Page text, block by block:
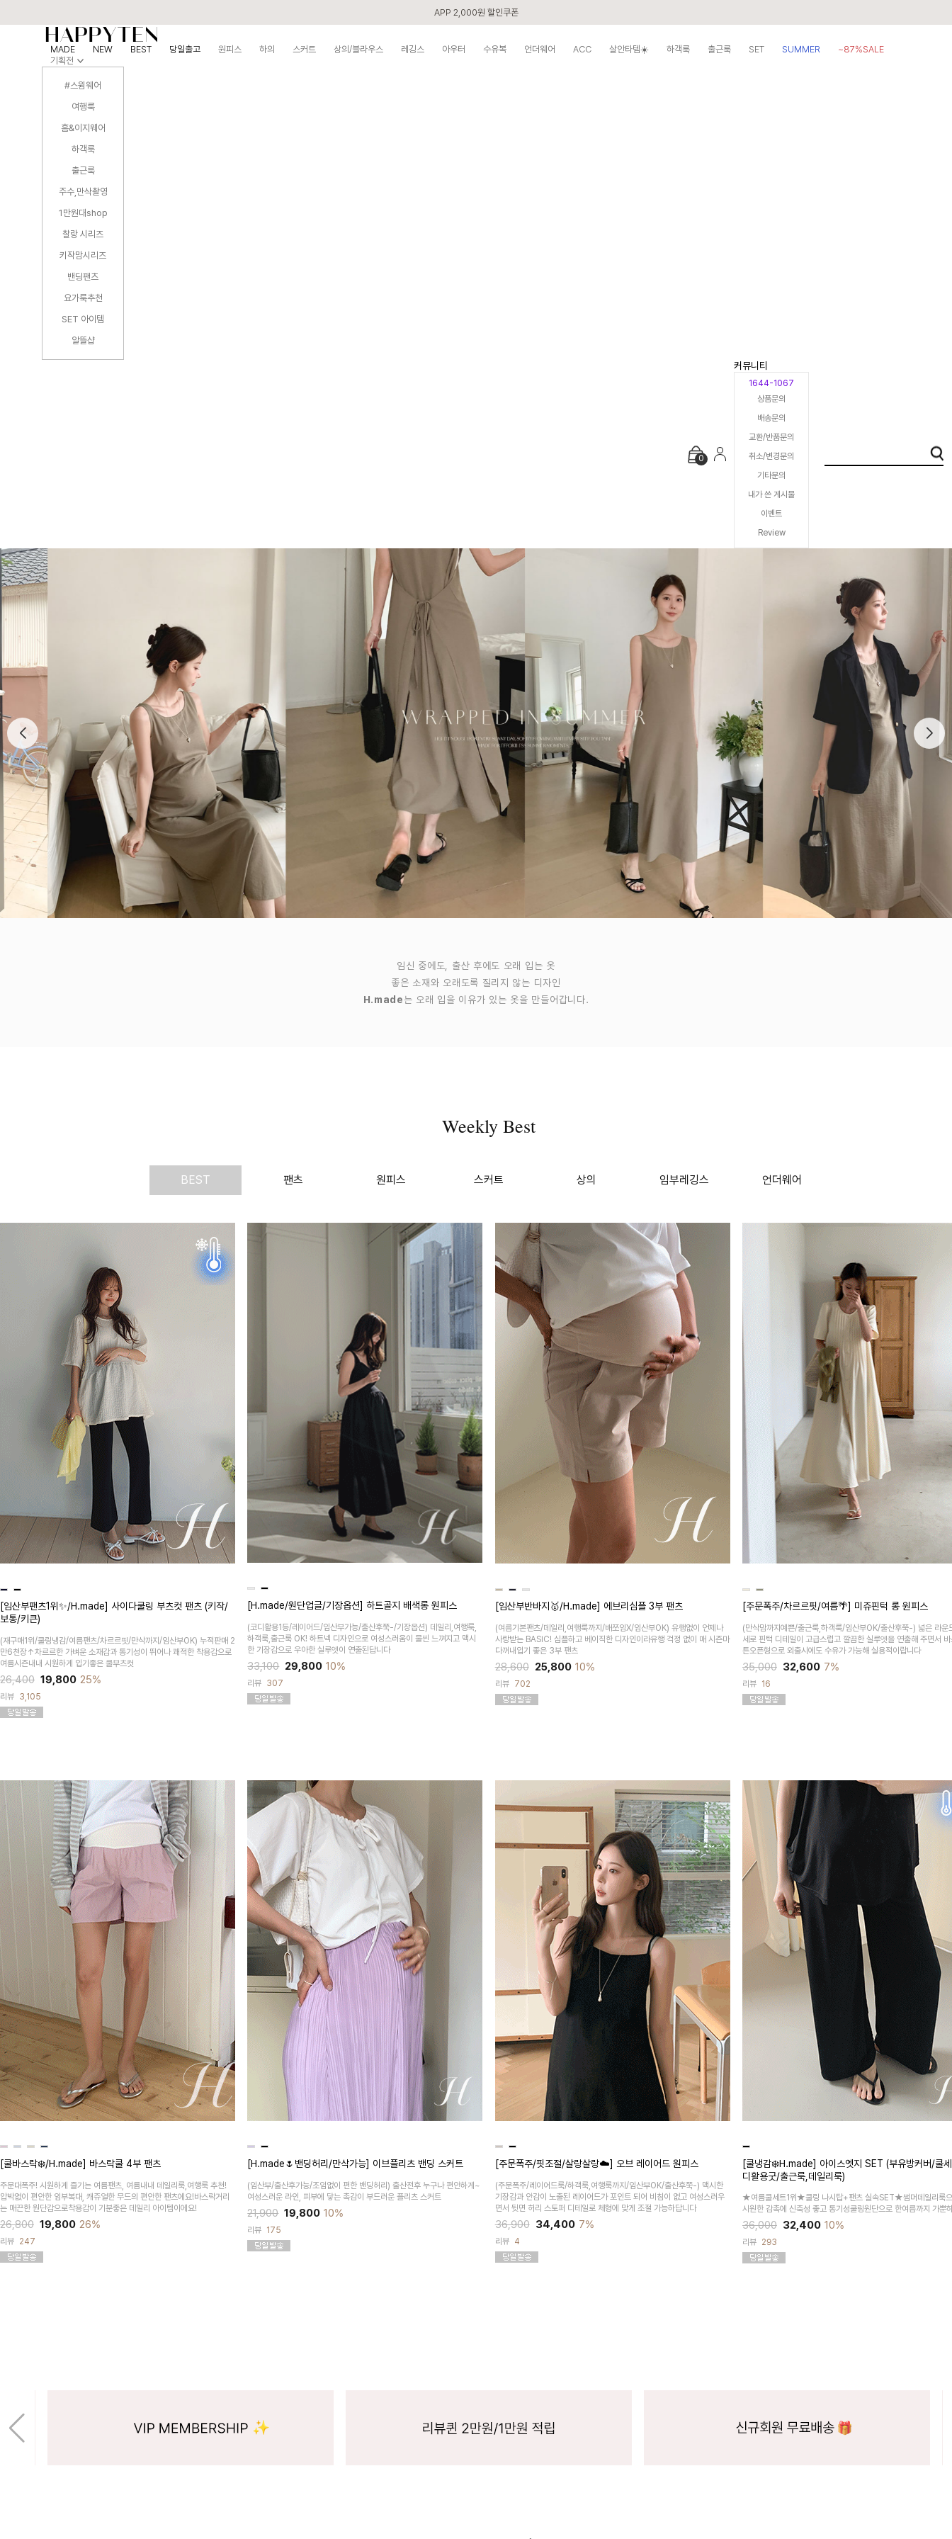
첫 구매 5% 감사쿠폰
MADE NEW BEST 당일출고 원피스 하의 스커트 상의/블라우스 레깅스 아우터 수유복 언더웨어 ACC 살안타템☀️ 하객룩 출근룩 SET SUMMER
~87%SALE
기획전
#스윔웨어
여행룩
홈&이지웨어
하객룩
출근룩
주수,만삭촬영
1만원대shop
찰랑 시리즈
키작맘시리즈
밴딩팬츠
요가룩추천
SET 아이템
알뜰샵
0
커뮤니티
1644-1067
상품문의
배송문의
교환/반품문의
취소/변경문의
기타문의
내가 쓴 게시물
이벤트
Review
임신 중에도, 출산 후에도 오래 입는 옷
좋은 소재와 오래도록 질리지 않는 디자인
H.made는 오래 입을 이유가 있는 옷을 만들어갑니다.
Weekly Best
[임산부팬츠1위✨/H.made] 사이다쿨링 부츠컷 팬츠 (키작/
보통/키큰)
(재구매1위/쿨링냉감/여름팬츠/차르르핏/만삭까지/임산부OK) 누적판매 2
만6천장↑차르르한 가벼운 소재감과 통기성이 뛰어나 쾌적한 착용감으로
여름시즌내내 시원하게 입기좋은 쿨부츠컷
26,400 19,800 25%
리뷰 3,105
[H.made/원단업글/기장옵션] 하트골지 배색롱 원피스
(코디활용1등/레이어드/임산부가능/출산후쭉-/기장옵션) 데일리,여행룩,
하객룩,출근룩 OK! 하트넥 디자인으로 여성스러움이 물씬 느껴지고 맥시
한 기장감으로 우아한 실루엣이 연출된답니다
33,100 29,800 10%
리뷰 307
[임산부반바지🥇/H.made] 에브리심플 3부 팬츠
(여름기본팬츠/데일리,여행룩까지/배쪼임X/임산부OK) 유행없이 언제나
사랑받는 BASIC! 심플하고 베이직한 디자인이라유행 걱정 없이 매 시즌마
다꺼내입기 좋은 3부 팬츠
28,600 25,800 10%
리뷰 702
[주문폭주/차르르핏/여름🌴] 미쥬핀턱 롱 원피스
(만삭맘까지예쁜/출근룩,하객룩/임산부OK/출산후쭉-) 넓은 라운
세로 핀턱 디테일이 고급스럽고 깔끔한 실루엣을 연출해 주면서
튼오픈형으로 외출시에도 수유가 가능해 실용적이랍니다
35,000 32,600 7%
리뷰 16
[쿨바스락❄️/H.made] 바스락쿨 4부 팬츠
주문대폭주! 시원하게 즐기는 여름팬츠, 여름내내 데일리룩,여행룩 추천!
압박없이 편안한 임부복대, 캐쥬얼한 무드의 편안한 팬츠에요!바스락거리
는 매끈한 원단감으로착용감이 기분좋은 데일리 아이템이에요!
26,800 19,800 26%
리뷰 247
[H.made🌷밴딩허리/만삭가능] 이브플리츠 밴딩 스커트
(임산부/출산후가능/조임없이 편한 밴딩허리) 출산전후 누구나 편안하게~
여성스러운 라인, 피부에 닿는 촉감이 부드러운 플리츠 스커트
21,900 19,800 10%
리뷰 175
[주문폭주/핏조절/살랑살랑☁️] 오브 레이어드 원피스
(주문폭주/레이어드룩/하객룩,여행룩까지/임산부OK/출산후쭉-) 맥시한
기장감과 안감이 노출된 레이어드가 포인트 되어 비침이 없고 여성스러우
면서 뒷면 허리 스토퍼 디테일로 체형에 맞게 조절 가능하답니다
36,900 34,400 7%
리뷰 4
[쿨냉감❄️H.made] 아이스엣지 SET (부유방커버/쿨
디활용굿/출근룩,데일리룩)
★여름쿨세트1위★쿨링 나시탑+팬츠 실속SET★썸머데일리룩
시원한 감촉에 신축성 좋고 통기성쿨링원단으로 한여름까지 가뿐
36,000 32,400 10%
리뷰 293
BEST 팬츠 원피스 스커트 상의 임부레깅스 언더웨어